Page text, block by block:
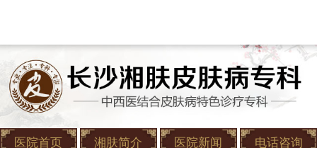
医院首页 湘肤简介 医院新闻 电话咨询